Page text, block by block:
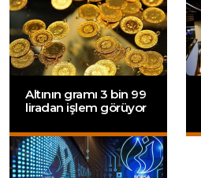
Altının gramı 3 bin 99
liradan işlem görüyor